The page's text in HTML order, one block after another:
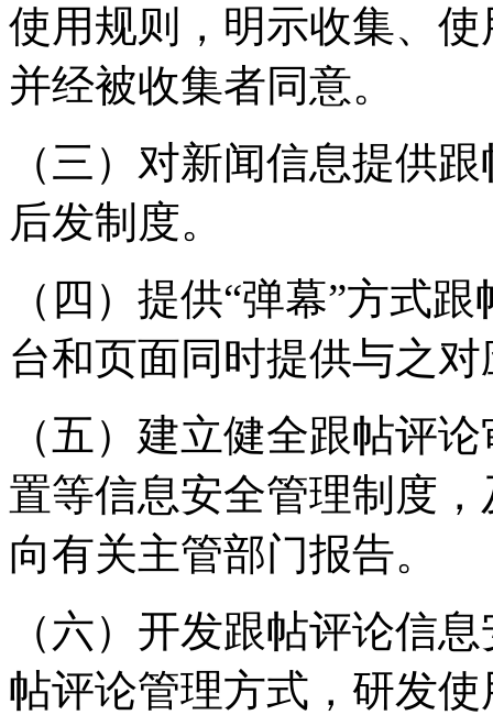
使用规则，明示收集、
并经被收集者同意。
（三）对新闻信息提供
后发制度。
（四）提供“弹幕”方式
台和页面同时提供与之
（五）建立健全跟帖评
置等信息安全管理制度
向有关主管部门报告。
（六）开发跟帖评论信
帖评论管理方式，研发